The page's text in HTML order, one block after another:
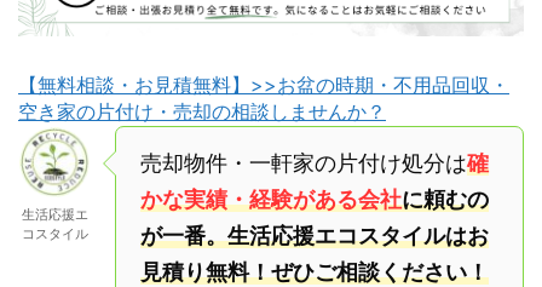
【無料相談・お見積無料】>>お盆の時期・不用品回収・
空き家の片付け・売却の相談しませんか？
生活応援エ
コスタイル
売却物件・一軒家の片付け処分は確
かな実績・経験がある会社に頼むの
が一番。生活応援エコスタイルはお
見積り無料！ぜひご相談ください！